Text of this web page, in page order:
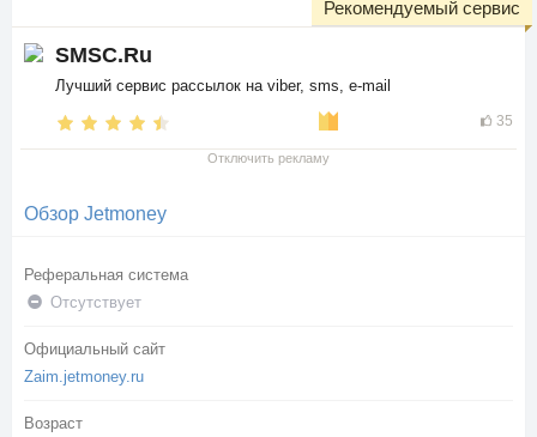
SMSC.Ru
Лучший сервис рассылок на viber, sms, e-mail
35
Рекомендуемый сервис
Отключить рекламу
Обзор Jetmoney
Реферальная система
Отсутствует
Официальный сайт
Zaim.jetmoney.ru
Возраст